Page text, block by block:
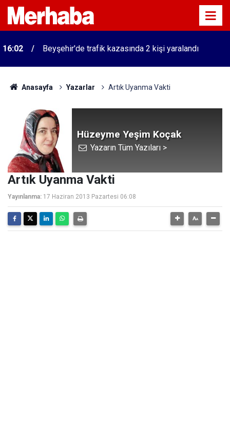
16:02 Beyşehir'de trafik kazasında 2 kişi yaralandı
Anasayfa Yazarlar Artık Uyanma Vakti
Hüzeyme Yeşim Koçak
Yazarın Tüm Yazıları >
Artık Uyanma Vakti
Yayınlanma: 17 Haziran 2013 Pazartesi 06:08